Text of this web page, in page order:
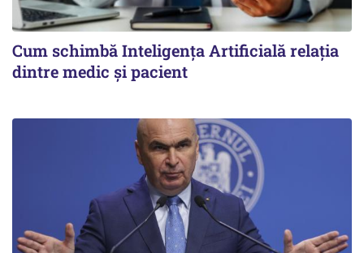
Cum schimbă Inteligența Artificială relația
dintre medic și pacient